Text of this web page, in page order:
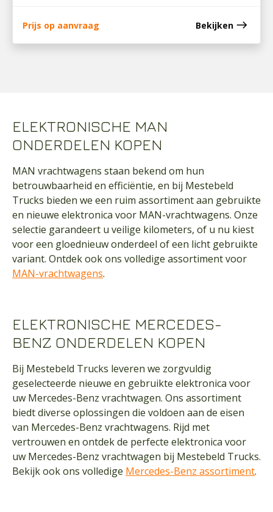
Prijs op aanvraag Bekijken east
ELEKTRONISCHE MAN
ONDERDELEN KOPEN
MAN vrachtwagens staan bekend om hun
betrouwbaarheid en efficiëntie, en bij Mestebeld
Trucks bieden we een ruim assortiment aan gebruikte
en nieuwe elektronica voor MAN-vrachtwagens. Onze
selectie garandeert u veilige kilometers, of u nu kiest
voor een gloednieuw onderdeel of een licht gebruikte
variant. Ontdek ook ons volledige assortiment voor
MAN-vrachtwagens.
ELEKTRONISCHE MERCEDES-
BENZ ONDERDELEN KOPEN
Bij Mestebeld Trucks leveren we zorgvuldig
geselecteerde nieuwe en gebruikte elektronica voor
uw Mercedes-Benz vrachtwagen. Ons assortiment
biedt diverse oplossingen die voldoen aan de eisen
van Mercedes-Benz vrachtwagens. Rijd met
vertrouwen en ontdek de perfecte elektronica voor
uw Mercedes-Benz vrachtwagen bij Mestebeld Trucks.
Bekijk ook ons volledige Mercedes-Benz assortiment.